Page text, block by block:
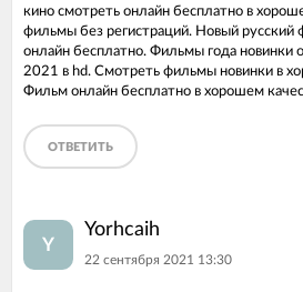
кино смотреть онлайн бесплатно в
фильмы без регистраций. Новый
онлайн бесплатно. Фильмы года новинки
2021 в hd. Смотреть фильмы новинки в
Фильм онлайн бесплатно в хорошем
ОТВЕТИТЬ
Y
Yorhcaih
22 сентября 2021 13:30